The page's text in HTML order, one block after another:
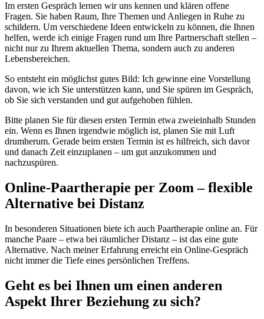
Im ersten Gespräch lernen wir uns kennen und klären offene
Fragen. Sie haben Raum, Ihre Themen und Anliegen in Ruhe zu
schildern. Um verschiedene Ideen entwickeln zu können, die Ihnen
helfen, werde ich einige Fragen rund um Ihre Partnerschaft stellen –
nicht nur zu Ihrem aktuellen Thema, sondern auch zu anderen
Lebensbereichen.
So entsteht ein möglichst gutes Bild: Ich gewinne eine Vorstellung
davon, wie ich Sie unterstützen kann, und Sie spüren im Gespräch,
ob Sie sich verstanden und gut aufgehoben fühlen.
Bitte planen Sie für diesen ersten Termin etwa zweieinhalb Stunden
ein. Wenn es Ihnen irgendwie möglich ist, planen Sie mit Luft
drumherum. Gerade beim ersten Termin ist es hilfreich, sich davor
und danach Zeit einzuplanen – um gut anzukommen und
nachzuspüren.
Online-Paartherapie per Zoom – flexible
Alternative bei Distanz
In besonderen Situationen biete ich auch Paartherapie online an. Für
manche Paare – etwa bei räumlicher Distanz – ist das eine gute
Alternative. Nach meiner Erfahrung erreicht ein Online-Gespräch
nicht immer die Tiefe eines persönlichen Treffens.
Geht es bei Ihnen um einen anderen
Aspekt Ihrer Beziehung zu sich?